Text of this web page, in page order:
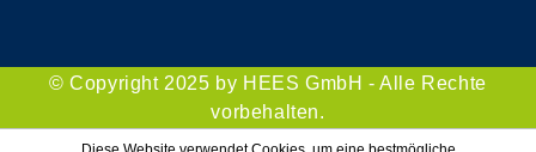
© Copyright 2025 by HEES GmbH - Alle Rechte
vorbehalten.